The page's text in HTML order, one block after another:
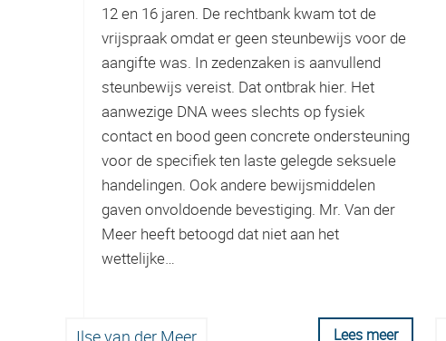
12 en 16 jaren. De rechtbank kwam tot de
vrijspraak omdat er geen steunbewijs voor de
aangifte was. In zedenzaken is aanvullend
steunbewijs vereist. Dat ontbrak hier. Het
aanwezige DNA wees slechts op fysiek
contact en bood geen concrete ondersteuning
voor de specifiek ten laste gelegde seksuele
handelingen. Ook andere bewijsmiddelen
gaven onvoldoende bevestiging. Mr. Van der
Meer heeft betoogd dat niet aan het
wettelijke…
Ilse van der Meer Lees meer